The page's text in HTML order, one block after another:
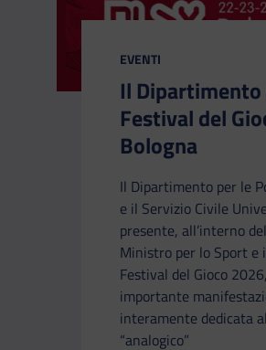
CATEGORIA:
EVENTI
Il Dipartimento
Festival del
Bologna
Il Dipartimento per le
e il Servizio Civile
presente, all’interno
Ministro per lo Sport e
Festival del Gioco
importante
interamente dedicata al
“analogico”